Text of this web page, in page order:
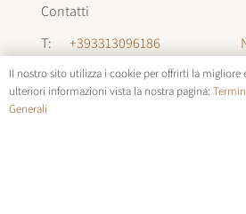
Contatti
T:
+393313096186
T:
+393294142035
E:
Il nostro sito utilizza i cookie per offrirti la migliore
ulteriori informazioni vista la nostra pagina:
Generali